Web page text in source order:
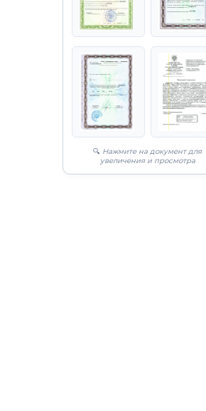
🔍 Нажмите на документ для
увеличения и просмотра